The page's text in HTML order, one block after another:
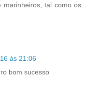
marinheiros, tal como os
às 21:06
bom sucesso